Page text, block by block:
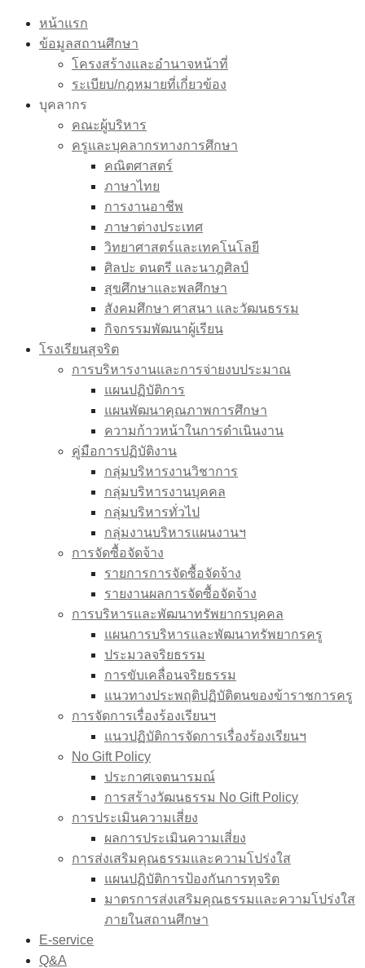
Skip
หน้าแรก
ข้อมูลสถานศึกษา
โครงสร้างและอำนาจหน้าที่
ระเบียบ/กฎหมายที่เกี่ยวข้อง
บุคลากร
คณะผู้บริหาร
ครูและบุคลากรทางการศึกษา
คณิตศาสตร์
ภาษาไทย
การงานอาชีพ
ภาษาต่างประเทศ
วิทยาศาสตร์และเทคโนโลยี
ศิลปะ ดนตรี และนาฎศิลป์
สุขศึกษาและพลศึกษา
สังคมศึกษา ศาสนา และวัฒนธรรม
กิจกรรมพัฒนาผู้เรียน
โรงเรียนสุจริต
การบริหารงานและการจ่ายงบประมาณ
แผนปฏิบัติการ
แผนพัฒนาคุณภาพการศึกษา
ความก้าวหน้าในการดำเนินงาน
คู่มือการปฏิบัติงาน
กลุ่มบริหารงานวิชาการ
กลุ่มบริหารงานบุคคล
กลุ่มบริหารทั่วไป
กลุ่มงานบริหารแผนงานฯ
การจัดซื้อจัดจ้าง
รายการการจัดซื้อจัดจ้าง
รายงานผลการจัดซื้อจัดจ้าง
การบริหารและพัฒนาทรัพยากรบุคคล
แผนการบริหารและพัฒนาทรัพยากรครู
ประมวลจริยธรรม
การขับเคลื่อนจริยธรรม
แนวทางประพฤติปฏิบัติตนของข้าราชการครู
การจัดการเรื่องร้องเรียนฯ
แนวปฏิบัติการจัดการเรื่องร้องเรียนฯ
No Gift Policy
ประกาศเจตนารมณ์
การสร้างวัฒนธรรม No Gift Policy
การประเมินความเสี่ยง
ผลการประเมินความเสี่ยง
การส่งเสริมคุณธรรมและความโปร่งใส
แผนปฏิบัติการป้องกันการทุจริต
มาตรการส่งเสริมคุณธรรมเเละความโปร่งใส
ภายในสถานศึกษา
E-service
Q&A